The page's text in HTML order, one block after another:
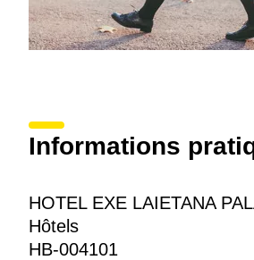
Informations
HOTEL EXE LAIETANA
Hôtels
HB-004101